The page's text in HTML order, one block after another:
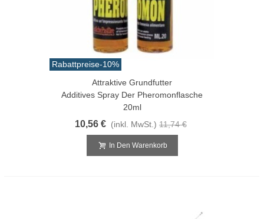
Rabattpreise-10%
Attraktive Grundfutter
Additives Spray Der Pheromonflasche
20ml
10,56 € (inkl. MwSt.) 11,74 €
In Den Warenkorb